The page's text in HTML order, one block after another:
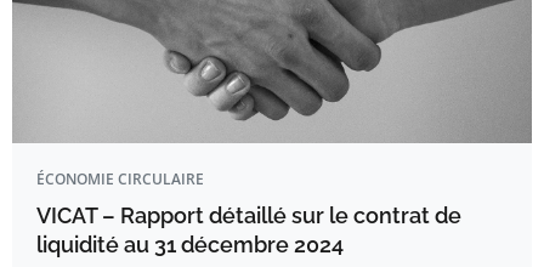
ÉCONOMIE CIRCULAIRE
VICAT – Rapport détaillé sur le contrat de
liquidité au 31 décembre 2024